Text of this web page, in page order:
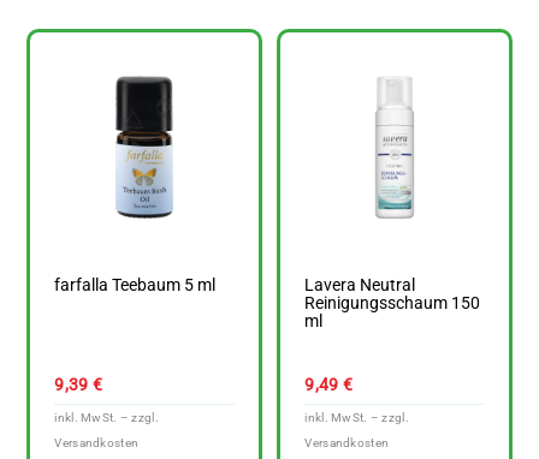
farfalla Teebaum 5 ml
9,39 €
Lavera Neutral
Reinigungsschaum 150
ml
9,49 €